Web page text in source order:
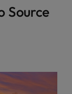
Source